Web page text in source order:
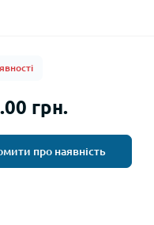
грн.
про наявність